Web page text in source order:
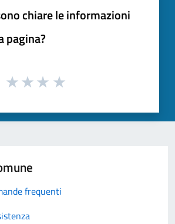
chiare le informazioni
pagina?
frequenti